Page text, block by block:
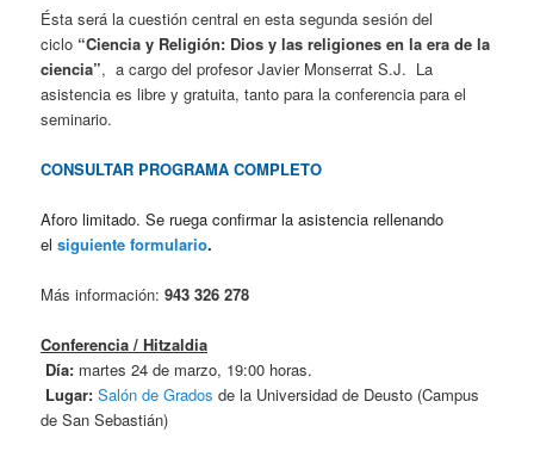
Ésta será la cuestión central en esta segunda sesión del
ciclo “Ciencia y Religión: Dios y las religiones en la era de la
ciencia”, a cargo del profesor Javier Monserrat S.J. La
asistencia es libre y gratuita, tanto para la conferencia para el
seminario.
CONSULTAR PROGRAMA COMPLETO
Aforo limitado. Se ruega confirmar la asistencia rellenando
elsiguiente formulario.
Más información:943 326 278
Conferencia / Hitzaldia
Día: martes 24 de marzo, 19:00 horas.
Lugar: Salón de Grados de la Universidad de Deusto (Campus
de San Sebastián)